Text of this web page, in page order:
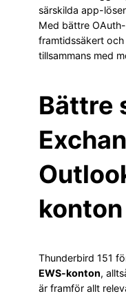
särskilda app-
Med bättre
framtidssäkert
tillsammans med
Bättre
konton
Thunderbird 151
EWS-konton,
är framför allt